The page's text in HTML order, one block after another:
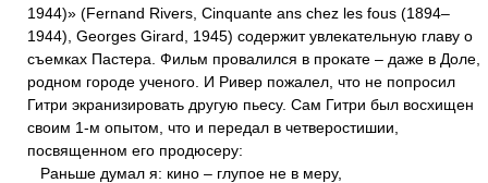
1944)» (Fernand Rivers, Cinquante ans chez les fous (1894–
1944), Georges Girard, 1945) содержит увлекательную главу о
съемках Пастера. Фильм провалился в прокате – даже в Доле,
родном городе ученого. И Ривер пожалел, что не попросил
Гитри экранизировать другую пьесу. Сам Гитри был восхищен
своим 1-м опытом, что и передал в четверостишии,
посвященном его продюсеру:
Раньше думал я: кино – глупое не в меру,